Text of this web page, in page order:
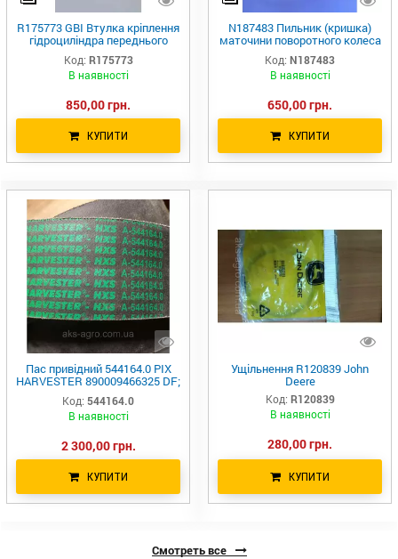
R175773 GBI Втулка кріплення
гідроциліндра переднього
важеля підвіски R537928 JD
Код: R175773
В наявності
850,00 грн.
КУПИТИ
N187483 Пильник (кришка)
маточини поворотного колеса
john Deere
Код: N187483
В наявності
650,00 грн.
КУПИТИ
Пас привідний 544164.0 PIX
HARVESTER 890009466325 DF;
06215261 DF; 089-000946-6.325
DF; H110375 JD;
Код: 544164.0
В наявності
2 300,00 грн.
КУПИТИ
Ущільнення R120839 John
Deere
Код: R120839
В наявності
280,00 грн.
КУПИТИ
Смотреть все